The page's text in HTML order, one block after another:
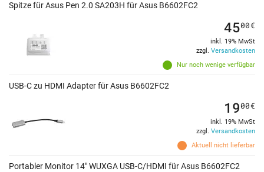
Spitze für Asus Pen 2.0 SA203H für Asus B6602FC2
Nur noch wenige verfügbar
4500€
inkl. 19% MwSt
zzgl. Versandkosten
USB-C zu HDMI Adapter für Asus B6602FC2
Aktuell nicht lieferbar
1900€
inkl. 19% MwSt
zzgl. Versandkosten
Portabler Monitor 14" WUXGA USB-C/HDMI für Asus B6602FC2